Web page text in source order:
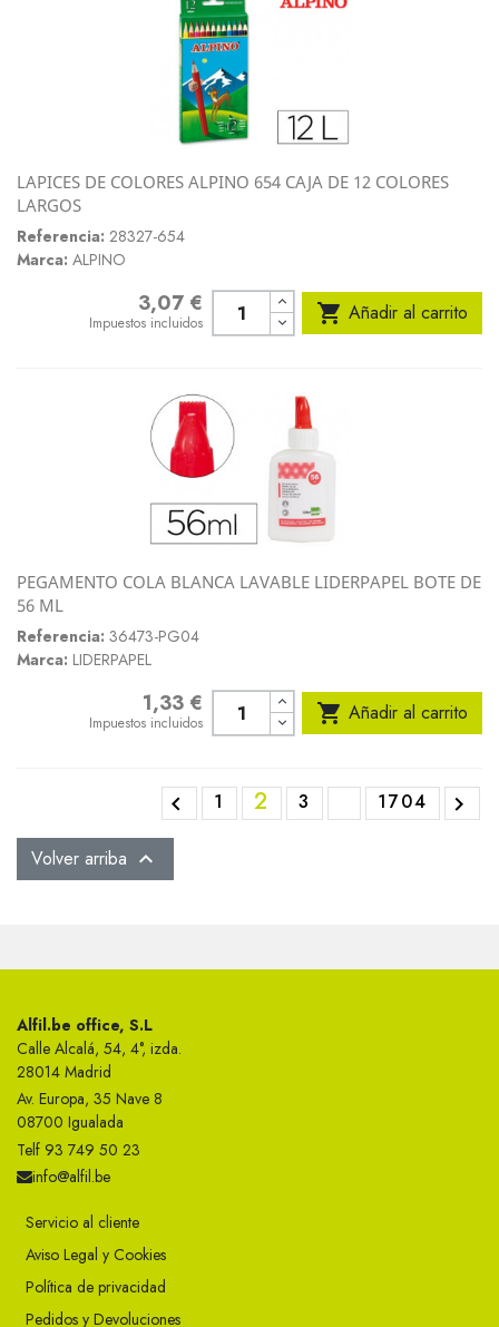
LAPICES DE COLORES ALPINO 654 CAJA DE 12 COLORES
LARGOS
Referencia: 28327-654
Marca: ALPINO
3,07 €
Impuestos incluidos  Añadir al carrito
PEGAMENTO COLA BLANCA LAVABLE LIDERPAPEL BOTE DE
56 ML
Referencia: 36473-PG04
Marca: LIDERPAPEL
1,33 €
Impuestos incluidos  Añadir al carrito
 1 2 3 1704 
Volver arriba 
Alfil.be office, S.L
Calle Alcalá, 54, 4°, izda.
28014 Madrid
Av. Europa, 35 Nave 8
08700 Igualada
Telf 93 749 50 23
info@alfil.be
Servicio al cliente
Aviso Legal y Cookies
Política de privacidad
Pedidos y Devoluciones